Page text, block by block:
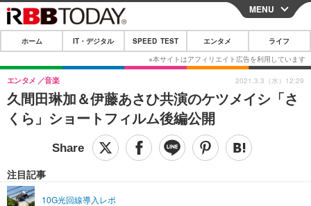
CLOSE
ホーム
IT・デジタル
IT・デジタルTOP スマートフォン
ショッピング その他
SPEED TEST
エンタメTOP 映画・ドラマ
ライフTOP
リリース一覧
MENU
ホーム IT・デジタル SPEED TEST エンタメ ライフ
久間田琳加＆伊藤あさひ共演のケツメイシ「さ
くら」ショートフィルム後編公開
エンタメ 音楽
注目記事
10G光回線導入レポ
2021.3.3（水）12:29